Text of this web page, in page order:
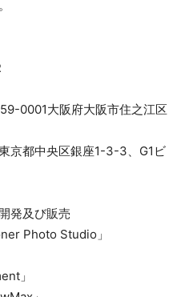
0001大阪府大阪市住之江区
京都中央区銀座1-3-3、G1ビ
発及び販売
Photo Studio」
」